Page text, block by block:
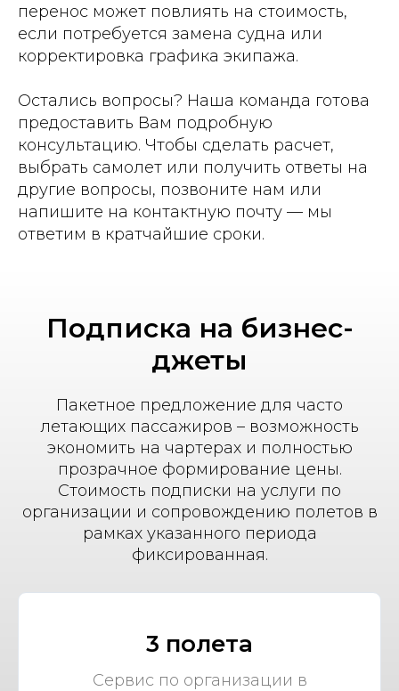
перенос может повлиять на стоимость,
если потребуется замена судна или
корректировка графика экипажа.
Остались вопросы? Наша команда готова
предоставить Вам подробную
консультацию. Чтобы сделать расчет,
выбрать самолет или получить ответы на
другие вопросы, позвоните нам или
напишите на контактную почту — мы
ответим в кратчайшие сроки.
Подписка на бизнес-
джеты
Пакетное предложение для часто
летающих пассажиров – возможность
экономить на чартерах и полностью
прозрачное формирование цены.
Стоимость подписки на услуги по
организации и сопровождению полетов в
рамках указанного периода
фиксированная.
3 полета
Сервис по организации в